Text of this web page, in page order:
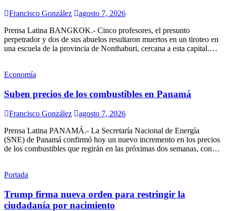
Francisco González
agosto 7, 2026
Prensa Latina BANGKOK.- Cinco profesores, el presunto
perpetrador y dos de sus abuelos resultaron muertos en un tiroteo en
una escuela de la provincia de Nonthaburi, cercana a esta capital.…
Economía
Suben precios de los combustibles en Panamá
Francisco González
agosto 7, 2026
Prensa Latina PANAMÁ.- La Secretaría Nacional de Energía
(SNE) de Panamá confirmó hoy un nuevo incremento en los precios
de los combustibles que regirán en las próximas dos semanas, con…
Portada
Trump firma nueva orden para restringir la
ciudadanía por nacimiento